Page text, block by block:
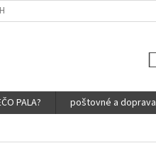
OSOBNÝCH ÚDAJOV
PALA? poštovné a doprava